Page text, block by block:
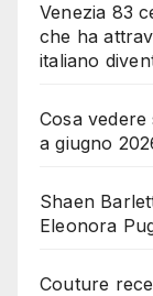
Venezia 83
che ha
italiano
Cosa
a giugno
Shaen
Eleonora
Couture